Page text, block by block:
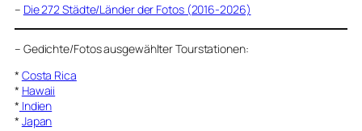
– Die 272 Städte/Länder der Fotos (2016-2026)
– Gedichte/Fotos ausgewählter Tourstationen:
* Costa Rica
* Hawaii
* Indien
* Japan